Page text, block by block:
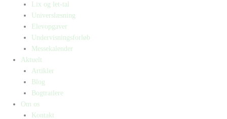
Lix og let-tal
Universlæsning
Elevopgaver
Undervisningsforløb
Messekalender
Aktuelt
Artikler
Blog
Bogtrailere
Om os
Kontakt